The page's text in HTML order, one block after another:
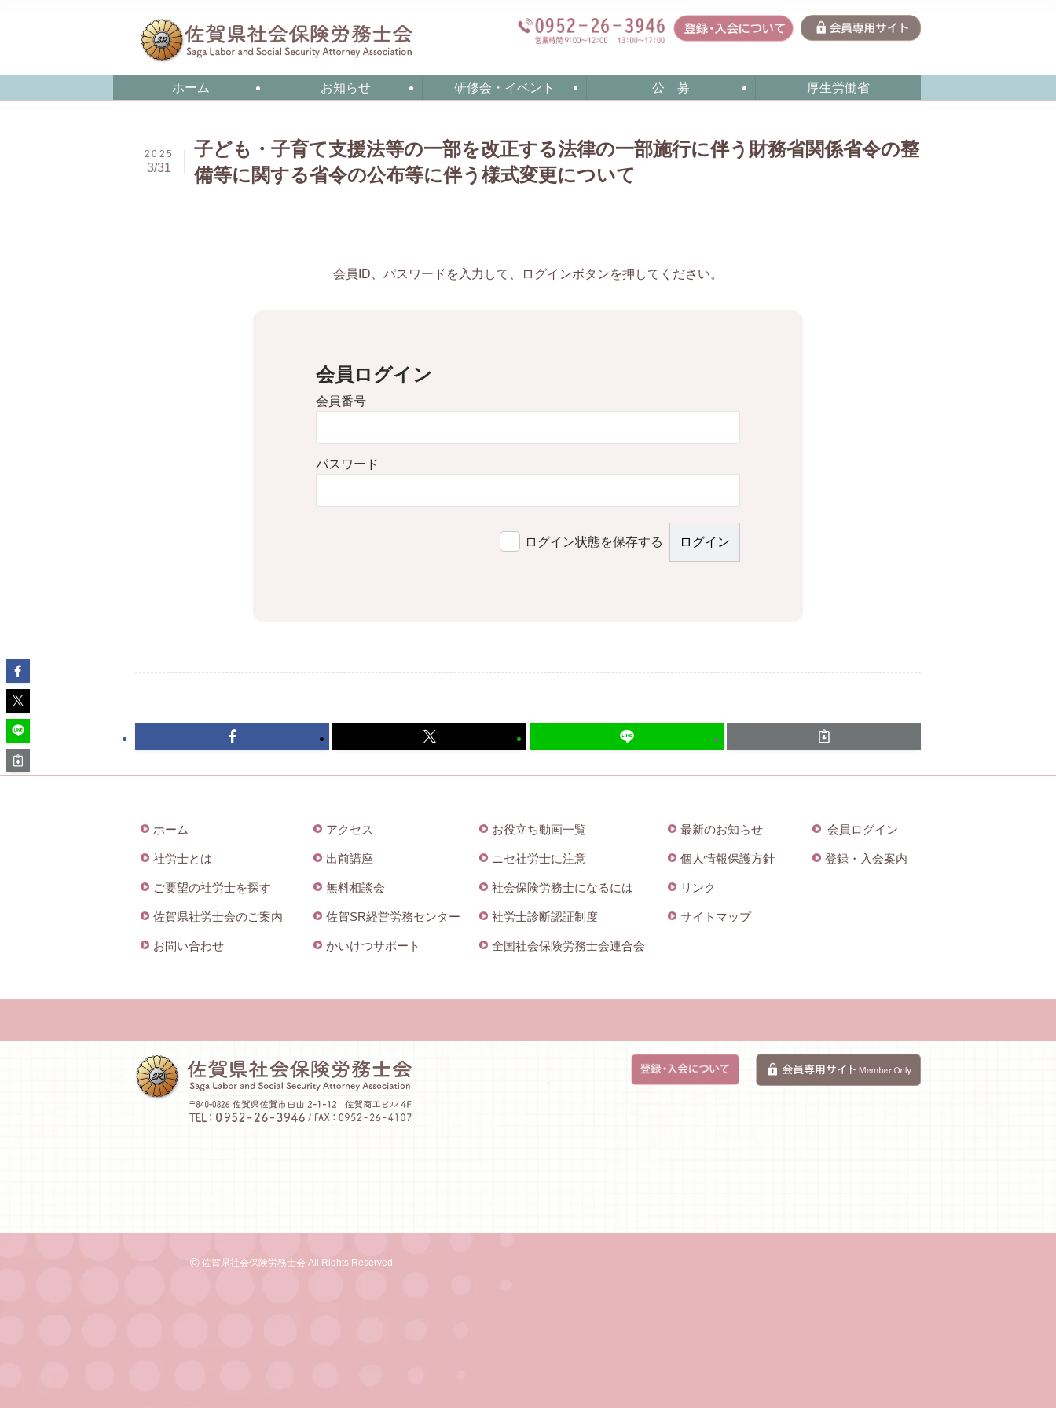
ホーム お知らせ 研修会・イベント 公 募 厚生労働省
子ども・子育て支援法等の一部を改正する法律の一部施行に伴う財務省関係省令の整
備等に関する省令の公布等に伴う様式変更について
2025
3/31
会員ID、パスワードを入力して、ログインボタンを押してください。
会員ログイン
会員番号
パスワード
ログイン状態を保存する
ホーム
社労士とは
ご要望の社労士を探す
佐賀県社労士会のご案内
お問い合わせ
アクセス
出前講座
無料相談会
佐賀SR経営労務センター
かいけつサポート
お役立ち動画一覧
ニセ社労士に注意
社会保険労務士になるには
社労士診断認証制度
全国社会保険労務士会連合会
最新のお知らせ
個人情報保護方針
リンク
サイトマップ
会員ログイン
登録・入会案内
© 佐賀県社会保険労務士会 All Rights Reserved